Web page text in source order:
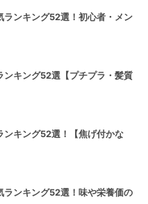
ランキング52選！初心者・メン
ンキング52選【プチプラ・髪質
ンキング52選！【焦げ付かな
ランキング52選！味や栄養価の